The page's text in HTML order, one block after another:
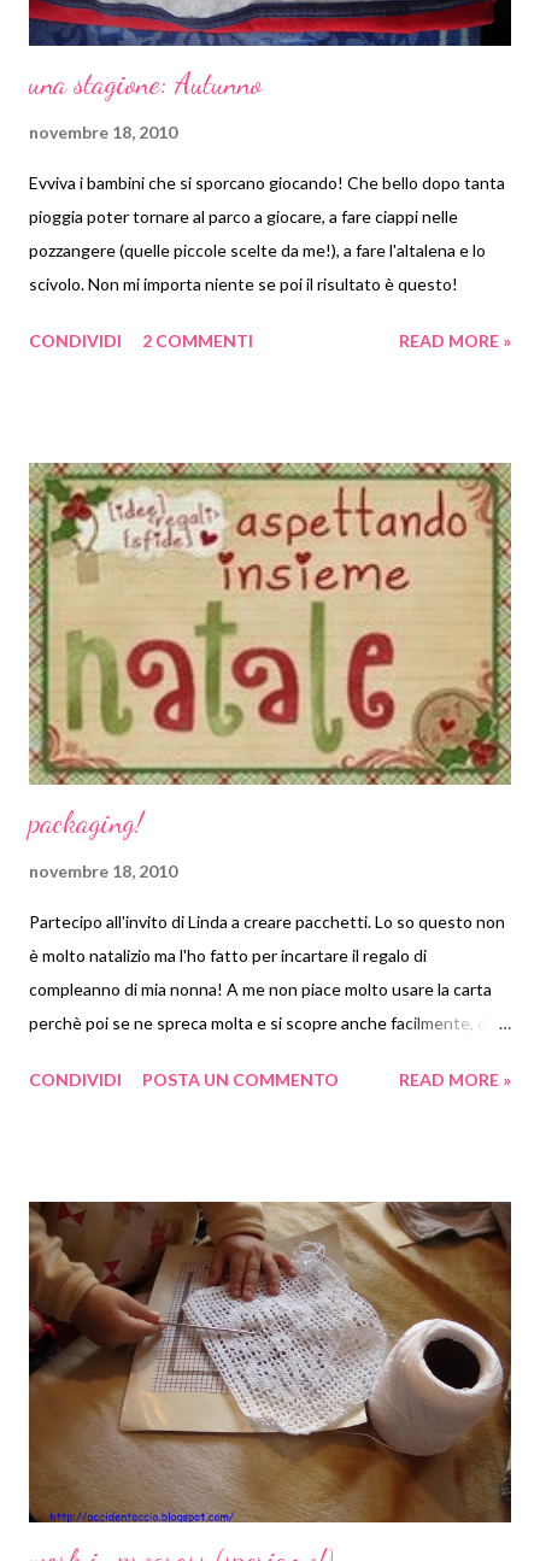
una stagione: Autunno
novembre 18, 2010
Evviva i bambini che si sporcano giocando! Che bello dopo tanta
pioggia poter tornare al parco a giocare, a fare ciappi nelle
pozzangere (quelle piccole scelte da me!), a fare l'altalena e lo
scivolo. Non mi importa niente se poi il risultato è questo!
CONDIVIDI 2 COMMENTI READ MORE »
packaging!
novembre 18, 2010
Partecipo all'invito di Linda a creare pacchetti. Lo so questo non
è molto natalizio ma l'ho fatto per incartare il regalo di
compleanno di mia nonna! A me non piace molto usare la carta
perchè poi se ne spreca molta e si scopre anche facilmente, dalla
scatole e sacchetti di carta o di stoffa, che in qualche modo poi
colla a caldo)
CONDIVIDI POSTA UN COMMENTO READ MORE »